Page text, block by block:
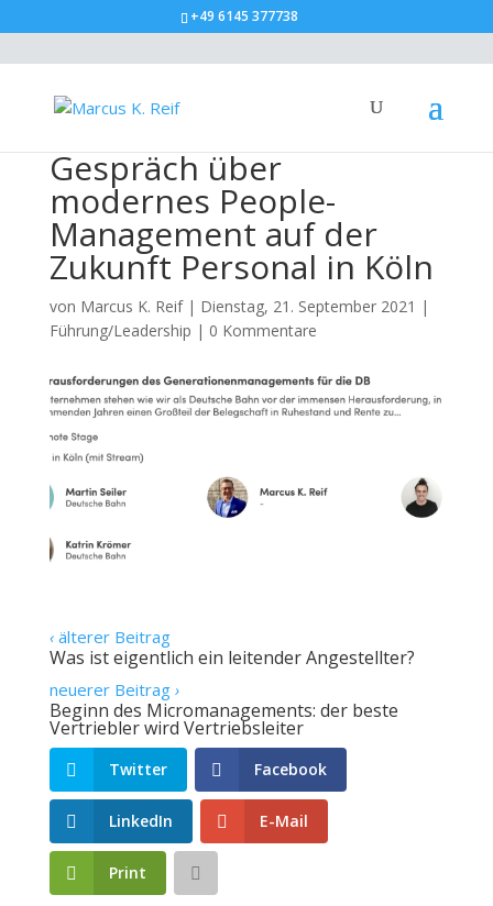
+49 6145 377738
Gespräch über
modernes People-
Management auf der
Zukunft Personal in Köln
von Marcus K. Reif| Dienstag, 21. September 2021 |
Führung/Leadership | 0 Kommentare
‹älterer Beitrag
Was ist eigentlich ein leitender Angestellter?
neuerer Beitrag ›
Beginn des Micromanagements: der beste
Vertriebler wird Vertriebsleiter
Twitter Facebook
LinkedIn E-Mail
Print